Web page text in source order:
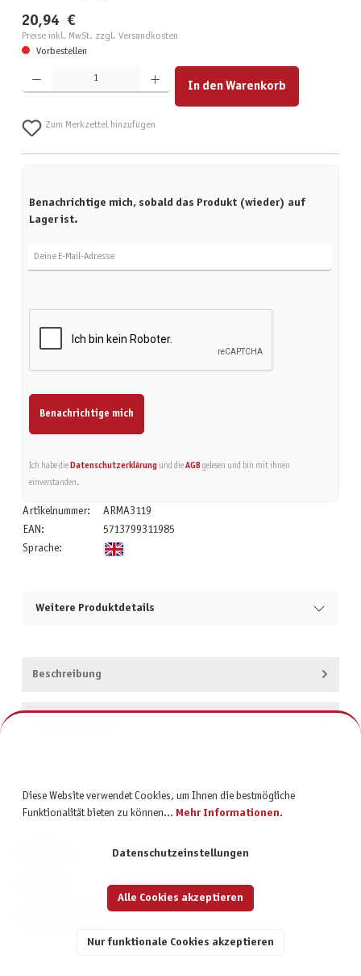
20,94 €
Preise inkl. MwSt. zzgl. Versandkosten
Vorbestellen
Produkt Anzahl: Gib den gewünschten Wert ein oder benutze die Schaltflächen um die Anzahl zu
In den Warenkorb
Zum Merkzettel hinzufügen
Benachrichtige mich, sobald das Produkt (wieder) auf
Lager ist.
Benachrichtige mich
Ich habe die Datenschutzerklärungund die AGBgelesen und bin mit ihnen
einverstanden.
Artikelnummer:
ARMA3119
EAN:
5713799311985
Sprache:
Weitere Produktdetails
Beschreibung
Diese Website verwendet Cookies, um Ihnen die bestmögliche
Funktionalität bieten zu können... Mehr Informationen.
Datenschutzeinstellungen
Nur funktionale Cookies akzeptieren
Alle Cookies akzeptieren